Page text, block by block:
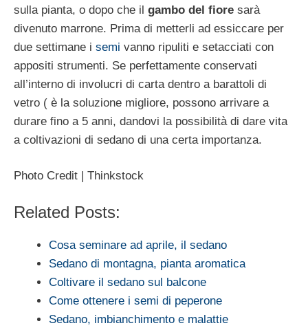
sulla pianta, o dopo che il gambo del fiore sarà
divenuto marrone. Prima di metterli ad essiccare per
due settimane i semi vanno ripuliti e setacciati con
appositi strumenti. Se perfettamente conservati
all’interno di involucri di carta dentro a barattoli di
vetro ( è la soluzione migliore, possono arrivare a
durare fino a 5 anni, dandovi la possibilità di dare vita
a coltivazioni di sedano di una certa importanza.
Photo Credit | Thinkstock
Related Posts:
Cosa seminare ad aprile, il sedano
Sedano di montagna, pianta aromatica
Coltivare il sedano sul balcone
Come ottenere i semi di peperone
Sedano, imbianchimento e malattie